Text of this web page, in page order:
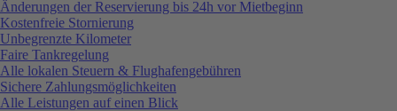
Änderungen der Reservierung bis 24h vor Mietbeginn
Kostenfreie Stornierung
Unbegrenzte Kilometer
Faire Tankregelung
Alle lokalen Steuern & Flughafengebühren
Sichere Zahlungsmöglichkeiten
Alle Leistungen auf einen Blick